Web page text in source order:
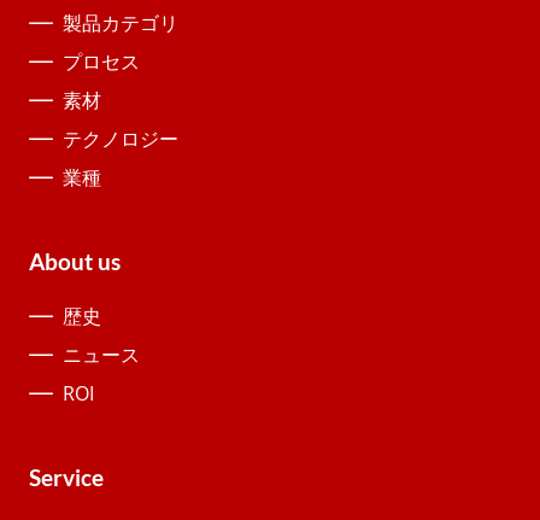
製品カテゴリ
プロセス
素材
テクノロジー
業種
About us
歴史
ニュース
ROI
Service